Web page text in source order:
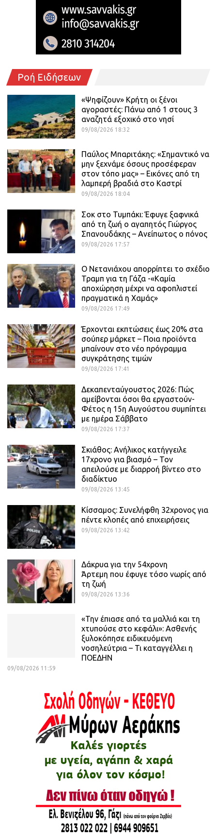
Ροή Ειδήσεων
«Ψηφίζουν» Κρήτη οι ξένοι
αγοραστές: Πάνω από 1 στους 3
αναζητά εξοχικό στο νησί
09/08/2026 18:32
Παύλος Μπαριτάκης: «Σημαντικό να
μην ξεχνάμε όσους προσέφεραν
στον τόπο μας» – Εικόνες από τη
λαμπερή βραδιά στο Καστρί
09/08/2026 18:04
Σοκ στο Τυμπάκι: Έφυγε ξαφνικά
από τη ζωή ο αγαπητός Γιώργος
Σπανουδάκης – Ανείπωτος ο πόνος
09/08/2026 17:57
Ο Νετανιάχου απορρίπτει το σχέδιο
Τραμπ για τη Γάζα -«Καμία
αποχώρηση μέχρι να αφοπλιστεί
πραγματικά η Χαμάς»
09/08/2026 17:49
Έρχονται εκπτώσεις έως 20% στα
σούπερ μάρκετ – Ποια προϊόντα
μπαίνουν στο νέο πρόγραμμα
συγκράτησης τιμών
09/08/2026 17:41
Δεκαπενταύγουστος 2026: Πώς
αμείβονται όσοι θα εργαστούν-
Φέτος η 15η Αυγούστου συμπίπτει
με ημέρα Σάββατο
09/08/2026 17:37
Σκιάθος: Ανήλικος κατήγγειλε
17χρονο για βιασμό – Τον
απειλούσε με διαρροή βίντεο στο
διαδίκτυο
09/08/2026 13:45
Κίσσαμος: Συνελήφθη 32χρονος για
πέντε κλοπές από επιχειρήσεις
09/08/2026 13:42
Δάκρυα για την 54χρονη
Άρτεμη που έφυγε τόσο νωρίς από
τη ζωή
09/08/2026 13:36
«Την έπιασε από τα μαλλιά και τη
χτυπούσε στο κεφάλι»: Ασθενής
ξυλοκόπησε ειδικευόμενη
νοσηλεύτρια – Τι καταγγέλλει η
ΠΟΕΔΗΝ
09/08/2026 11:59